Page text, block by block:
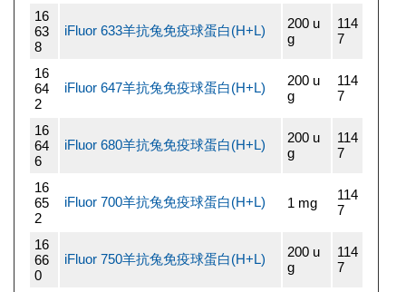
16
63
8
iFluor 633羊抗兔免疫球蛋白(H+L)
200 u
g
114
7
16
64
2
iFluor 647羊抗兔免疫球蛋白(H+L)
200 u
g
114
7
16
64
6
iFluor 680羊抗兔免疫球蛋白(H+L)
200 u
g
114
7
16
65
2
iFluor 700羊抗兔免疫球蛋白(H+L) 1 mg
114
7
16
66
0
iFluor 750羊抗兔免疫球蛋白(H+L)
200 u
g
114
7